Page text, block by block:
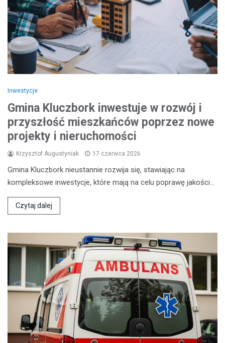
Inwestycje
Gmina Kluczbork inwestuje w rozwój i
przyszłość mieszkańców poprzez nowe
projekty i nieruchomości
Krzysztof Augustyniak 17 czerwca 2026
Gmina Kluczbork nieustannie rozwija się, stawiając na
kompleksowe inwestycje, które mają na celu poprawę jakości…
Czytaj dalej